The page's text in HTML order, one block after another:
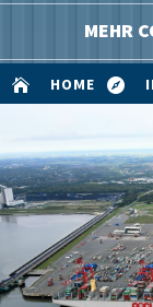
MEHR
 HOME 